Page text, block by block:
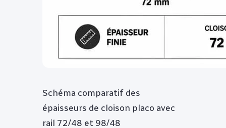
Schéma comparatif des
épaisseurs de cloison placo avec
rail 72/48 et 98/48